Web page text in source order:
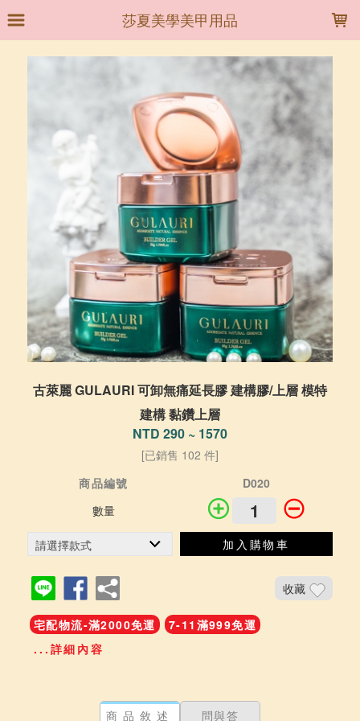
莎夏美學美甲用品
古萊麗 GULAURI 可卸無痛延長膠 建構膠/上層 模特
建構 黏鑽上層
NTD 290 ~ 1570
[已銷售 102 件]
商品編號
D020
數量
加入購物車
收藏
宅配物流-滿2000免運
7-11滿999免運
...詳細內容
商品敘述 問與答